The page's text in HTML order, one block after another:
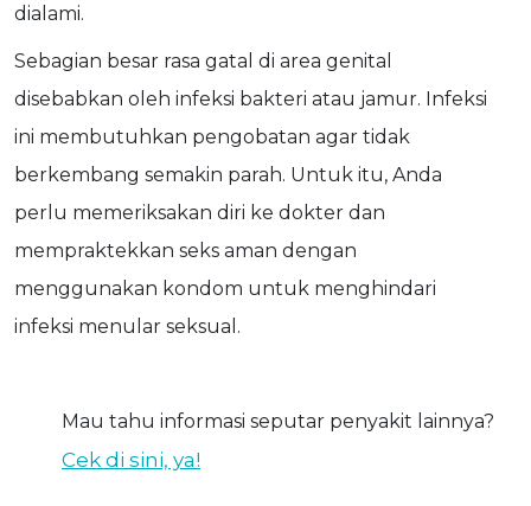
dialami.
Sebagian besar rasa gatal di area genital
disebabkan oleh infeksi bakteri atau jamur. Infeksi
ini membutuhkan pengobatan agar tidak
berkembang semakin parah. Untuk itu, Anda
perlu memeriksakan diri ke dokter dan
mempraktekkan seks aman dengan
menggunakan kondom untuk menghindari
infeksi menular seksual.
Mau tahu informasi seputar penyakit lainnya?
Cek di sini, ya!